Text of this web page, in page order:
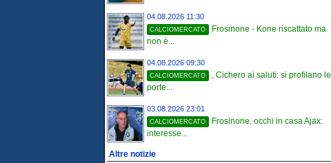
04.08.2026 11:30
CALCIOMERCATO
Frosinone - Kone riscattato ma
non è...
04.08.2026 09:30
CALCIOMERCATO
, Cichero ai saluti: si profilano le
porte...
03.08.2026 23:01
CALCIOMERCATO
Frosinone, occhi in casa Ajax:
interesse...
Altre notizie